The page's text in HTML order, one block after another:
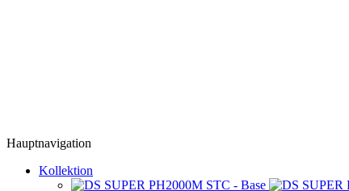
Hauptnavigation
Kollektion